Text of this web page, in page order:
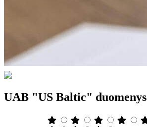
UAB "US Baltic" duomenys